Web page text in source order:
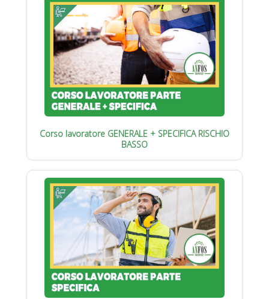
Corso lavoratore GENERALE + SPECIFICA RISCHIO
BASSO